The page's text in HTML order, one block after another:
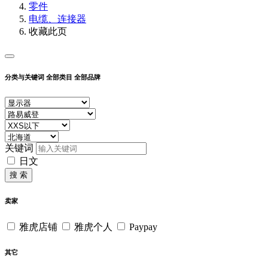
零件
电缆、连接器
收藏此页
分类与关键词 全部类目 全部品牌
关键词
日文
搜 索
卖家
雅虎店铺 雅虎个人 Paypay
其它